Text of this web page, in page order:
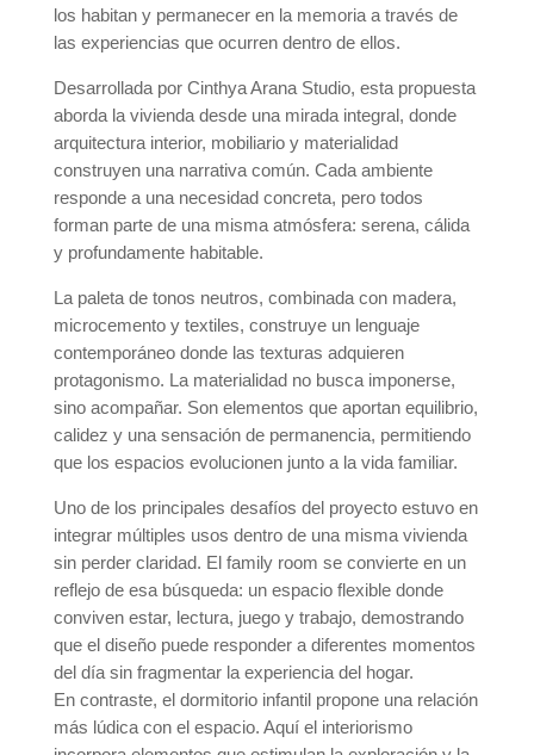
los habitan y permanecer en la memoria a través de
las experiencias que ocurren dentro de ellos.
Desarrollada por Cinthya Arana Studio, esta propuesta
aborda la vivienda desde una mirada integral, donde
arquitectura interior, mobiliario y materialidad
construyen una narrativa común. Cada ambiente
responde a una necesidad concreta, pero todos
forman parte de una misma atmósfera: serena, cálida
y profundamente habitable.
La paleta de tonos neutros, combinada con madera,
microcemento y textiles, construye un lenguaje
contemporáneo donde las texturas adquieren
protagonismo. La materialidad no busca imponerse,
sino acompañar. Son elementos que aportan equilibrio,
calidez y una sensación de permanencia, permitiendo
que los espacios evolucionen junto a la vida familiar.
Uno de los principales desafíos del proyecto estuvo en
integrar múltiples usos dentro de una misma vivienda
sin perder claridad. El family room se convierte en un
reflejo de esa búsqueda: un espacio flexible donde
conviven estar, lectura, juego y trabajo, demostrando
que el diseño puede responder a diferentes momentos
del día sin fragmentar la experiencia del hogar.
En contraste, el dormitorio infantil propone una relación
más lúdica con el espacio. Aquí el interiorismo